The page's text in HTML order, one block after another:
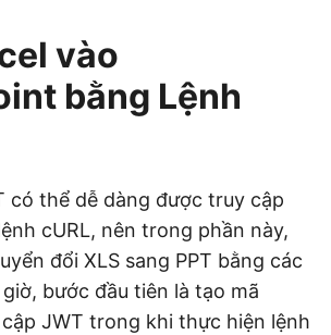
vào
bằng Lệnh
có thể dễ dàng được truy cập
cURL, nên trong phần này,
đổi XLS sang PPT bằng các
bước đầu tiên là tạo mã
JWT trong khi thực hiện lệnh